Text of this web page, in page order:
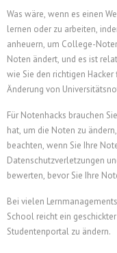
Was wäre, wenn es einen
lernen oder zu arbeiten,
anheuern, um College-
Noten ändert, und es ist
wie Sie den richtigen Hacker
Änderung von
Für Notenhacks brauchen
hat, um die Noten zu
beachten, wenn Sie Ihre
Datenschutzverletzungen
bewerten, bevor Sie Ihre
Bei vielen
School reicht ein
Studentenportal zu ändern.